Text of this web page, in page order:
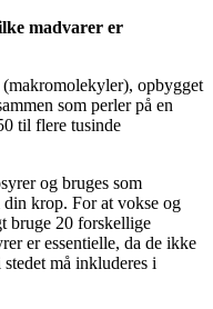
madvarer er
(makromolekyler), opbygget
som perler på en
til flere tusinde
og bruges som
krop. For at vokse og
bruge 20 forskellige
er essentielle, da de ikke
må inkluderes i